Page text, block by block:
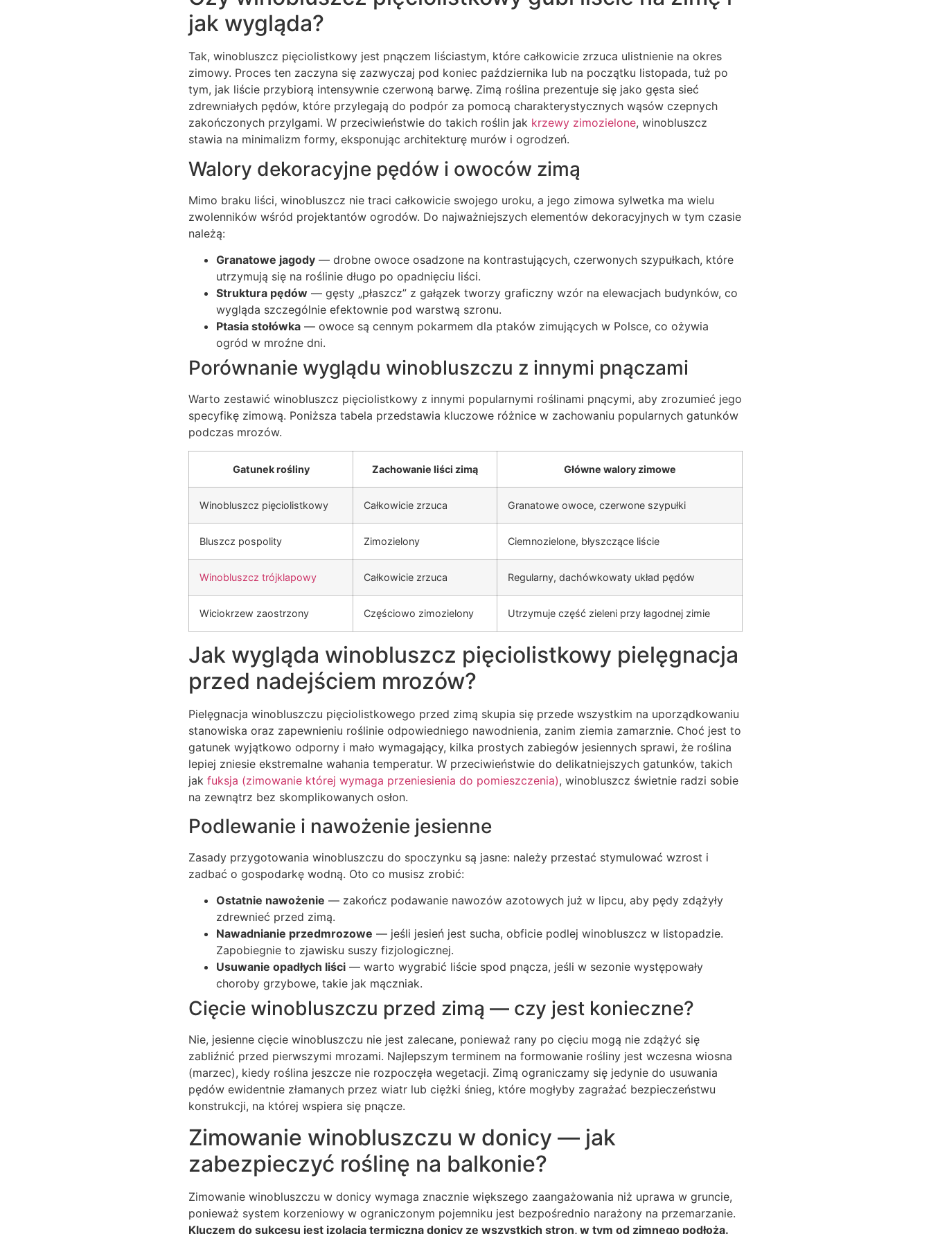
jak wygląda?
Tak, winobluszcz pięciolistkowy jest pnączem liściastym, które całkowicie zrzuca ulistnienie na okres
zimowy. Proces ten zaczyna się zazwyczaj pod koniec października lub na początku listopada, tuż po
tym, jak liście przybiorą intensywnie czerwoną barwę. Zimą roślina prezentuje się jako gęsta sieć
zdrewniałych pędów, które przylegają do podpór za pomocą charakterystycznych wąsów czepnych
zakończonych przylgami. W przeciwieństwie do takich roślin jak krzewy zimozielone, winobluszcz
stawia na minimalizm formy, eksponując architekturę murów i ogrodzeń.
Walory dekoracyjne pędów i owoców zimą
Mimo braku liści, winobluszcz nie traci całkowicie swojego uroku, a jego zimowa sylwetka ma wielu
zwolenników wśród projektantów ogrodów. Do najważniejszych elementów dekoracyjnych w tym czasie
należą:
Granatowe jagody — drobne owoce osadzone na kontrastujących, czerwonych szypułkach, które
utrzymują się na roślinie długo po opadnięciu liści.
Struktura pędów — gęsty „płaszcz” z gałązek tworzy graficzny wzór na elewacjach budynków, co
wygląda szczególnie efektownie pod warstwą szronu.
Ptasia stołówka — owoce są cennym pokarmem dla ptaków zimujących w Polsce, co ożywia
ogród w mroźne dni.
Porównanie wyglądu winobluszczu z innymi pnączami
Warto zestawić winobluszcz pięciolistkowy z innymi popularnymi roślinami pnącymi, aby zrozumieć jego
specyfikę zimową. Poniższa tabela przedstawia kluczowe różnice w zachowaniu popularnych gatunków
podczas mrozów.
Gatunek rośliny Zachowanie liści zimą Główne walory zimowe
Winobluszcz pięciolistkowy Całkowicie zrzuca Granatowe owoce, czerwone szypułki
Bluszcz pospolity Zimozielony Ciemnozielone, błyszczące liście
Winobluszcz trójklapowy Całkowicie zrzuca Regularny, dachówkowaty układ pędów
Wiciokrzew zaostrzony Częściowo zimozielony Utrzymuje część zieleni przy łagodnej zimie
Jak wygląda winobluszcz pięciolistkowy pielęgnacja
przed nadejściem mrozów?
Pielęgnacja winobluszczu pięciolistkowego przed zimą skupia się przede wszystkim na uporządkowaniu
stanowiska oraz zapewnieniu roślinie odpowiedniego nawodnienia, zanim ziemia zamarznie. Choć jest to
gatunek wyjątkowo odporny i mało wymagający, kilka prostych zabiegów jesiennych sprawi, że roślina
lepiej zniesie ekstremalne wahania temperatur. W przeciwieństwie do delikatniejszych gatunków, takich
jak fuksja (zimowanie której wymaga przeniesienia do pomieszczenia), winobluszcz świetnie radzi sobie
na zewnątrz bez skomplikowanych osłon.
Podlewanie i nawożenie jesienne
Zasady przygotowania winobluszczu do spoczynku są jasne: należy przestać stymulować wzrost i
zadbać o gospodarkę wodną. Oto co musisz zrobić:
Ostatnie nawożenie — zakończ podawanie nawozów azotowych już w lipcu, aby pędy zdążyły
zdrewnieć przed zimą.
Nawadnianie przedmrozowe — jeśli jesień jest sucha, obficie podlej winobluszcz w listopadzie.
Zapobiegnie to zjawisku suszy fizjologicznej.
Usuwanie opadłych liści — warto wygrabić liście spod pnącza, jeśli w sezonie występowały
choroby grzybowe, takie jak mączniak.
Cięcie winobluszczu przed zimą — czy jest konieczne?
Nie, jesienne cięcie winobluszczu nie jest zalecane, ponieważ rany po cięciu mogą nie zdążyć się
zabliźnić przed pierwszymi mrozami. Najlepszym terminem na formowanie rośliny jest wczesna wiosna
(marzec), kiedy roślina jeszcze nie rozpoczęła wegetacji. Zimą ograniczamy się jedynie do usuwania
pędów ewidentnie złamanych przez wiatr lub ciężki śnieg, które mogłyby zagrażać bezpieczeństwu
konstrukcji, na której wspiera się pnącze.
Zimowanie winobluszczu w donicy — jak
zabezpieczyć roślinę na balkonie?
Zimowanie winobluszczu w donicy wymaga znacznie większego zaangażowania niż uprawa w gruncie,
ponieważ system korzeniowy w ograniczonym pojemniku jest bezpośrednio narażony na przemarzanie.
Kluczem do sukcesu jest izolacja termiczna donicy ze wszystkich stron, w tym od zimnego podłoża.